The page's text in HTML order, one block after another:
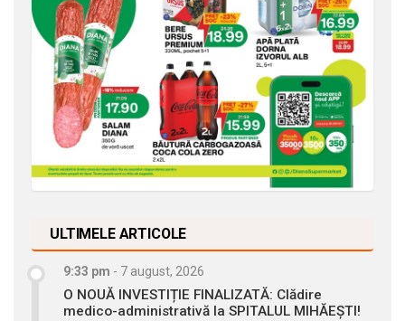
ULTIMELE ARTICOLE
9:33 pm - 7 august, 2026
O NOUĂ INVESTIȚIE FINALIZATĂ: Clădire
medico-administrativă la SPITALUL MIHĂEȘTI!